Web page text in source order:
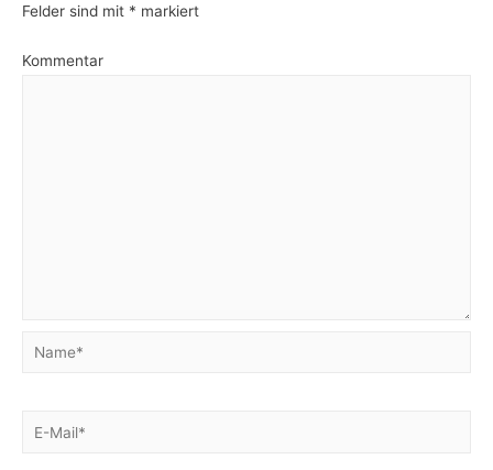
Felder sind mit * markiert
Kommentar
Name*
E-